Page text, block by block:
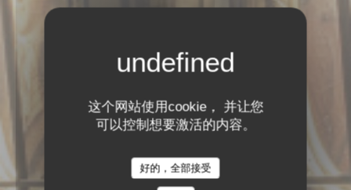
这个网站使用cookie， 并让您
可以控制想要激活的内容。
好的，全部接受